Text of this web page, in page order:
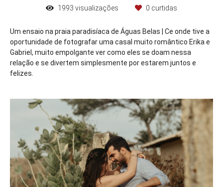
1993 visualizações 0 curtidas
Um ensaio na praia paradisíaca de Águas Belas | Ce onde tive a
oportunidade de fotografar uma casal muito romântico Erika e
Gabriel, muito empolgante ver como eles se doam nessa
relação e se divertem simplesmente por estarem juntos e
felizes.